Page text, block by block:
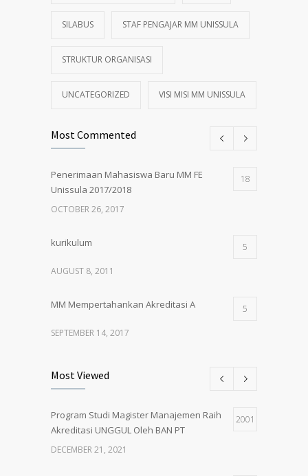
SILABUS STAF PENGAJAR MM UNISSULA
STRUKTUR ORGANISASI
UNCATEGORIZED VISI MISI MM UNISSULA
Most Commented
Penerimaan Mahasiswa Baru MM FE
Unissula 2017/2018
18
OCTOBER 26, 2017
kurikulum 5
AUGUST 8, 2011
MM Mempertahankan Akreditasi A 5
SEPTEMBER 14, 2017
Manajemen Angkatan 61
PENERIMAAN MAHASISWA BARU MM
UNISSULA 2018/2019
Most Viewed
Program Studi Magister Manajemen Raih
Akreditasi UNGGUL Oleh BAN PT
2001
DECEMBER 21, 2021